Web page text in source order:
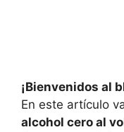
¡Bienvenidos al
En este artículo
alcohol cero al